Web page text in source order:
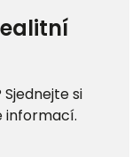
si
informací.